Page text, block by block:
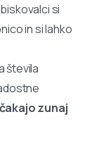
si
in si lahko
števila
zunaj